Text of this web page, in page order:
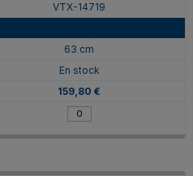
VTX-14719
63 cm
En stock
159,80 €